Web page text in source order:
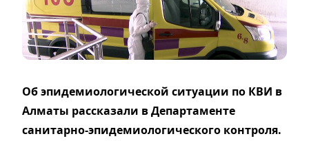
Об эпидемиологической ситуации по КВИ в
Алматы рассказали в Департаменте
санитарно-эпидемиологического контроля.